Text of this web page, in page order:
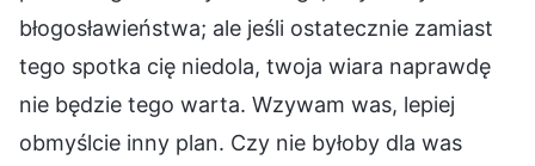
błogosławieństwa; ale jeśli ostatecznie zamiast
tego spotka cię niedola, twoja wiara naprawdę
nie będzie tego warta. Wzywam was, lepiej
obmyślcie inny plan. Czy nie byłoby dla was